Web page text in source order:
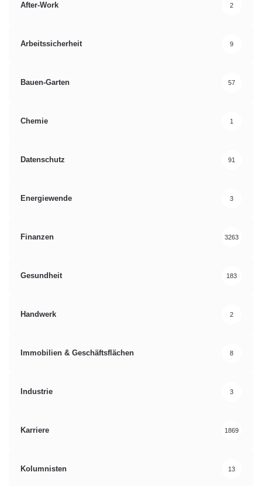
After-Work 2
Arbeitssicherheit 9
Bauen-Garten 57
Chemie 1
Datenschutz 91
Energiewende 3
Finanzen 3263
Gesundheit 183
Handwerk 2
Immobilien & Geschäftsflächen 8
Industrie 3
Karriere 1869
Kolumnisten 13